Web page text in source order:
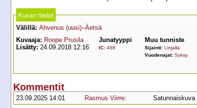
Kuvan tiedot
Välillä: Ahvenus (uusi)–Äetsä
Kuvaaja: Roope Prusila
Lisätty: 24.09.2018 12:16
Junatyyppi
IC: 468
Muu tunniste
Sijainti: Linjalla
Vuodenajat: Syksy
Kommentit
23.09.2025 14:01 Rasmus Viirre: